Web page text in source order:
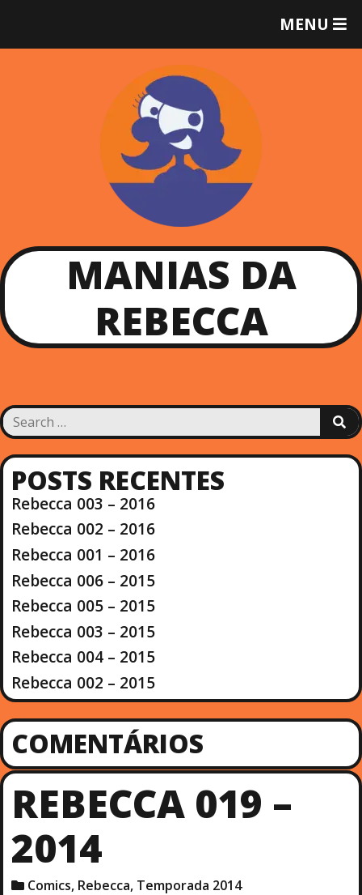
MENU
T
MANIAS DA
REBECCA
S
e
a
r
E
A
R
POSTS RECENTES
Rebecca 003 – 2016
Rebecca 002 – 2016
Rebecca 001 – 2016
Rebecca 006 – 2015
Rebecca 005 – 2015
Rebecca 003 – 2015
Rebecca 004 – 2015
Rebecca 002 – 2015
COMENTÁRIOS
REBECCA 019 –
2014
Comics, Rebecca, Temporada 2014